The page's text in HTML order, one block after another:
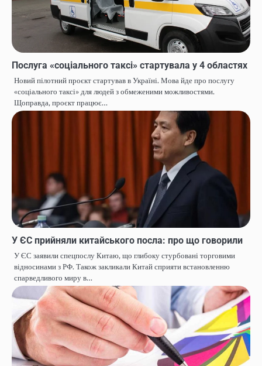
Послуга «соціального таксі» стартувала у 4 областях
Новий пілотний проєкт стартував в Україні. Мова йде про послугу
«соціального таксі» для людей з обмеженими можливостями.
Щоправда, проєкт працює…
У ЄС прийняли китайського посла: про що говорили
У ЄС заявили спецпослу Китаю, що глибоку стурбовані торговими
відносинами з РФ. Також закликали Китай сприяти встановленню
спарведливого миру в…